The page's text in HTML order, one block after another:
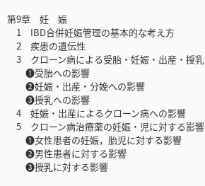
第9章 妊 娠
1 IBD合併妊娠管理の基本的な考え方
2 疾患の遺伝性
3 クローン病による受胎・妊娠・出産・授
❶受胎への影響
❷妊娠・出産・分娩への影響
❸授乳への影響
4 妊娠・出産によるクローン病への影響
5 クローン病治療薬の妊娠・児に対する影響
❶女性患者の妊娠，胎児に対する影響
❷男性患者に対する影響
❸授乳に対する影響